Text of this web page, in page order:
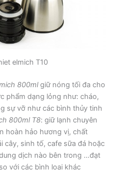
elmich T10
800mlgiữ nóng tối đa cho
phẩm dạng lỏng như: cháo,
sự vỡ như các bình thủy tinh
800ml T8: giữ lạnh chuyên
hoàn hảo hương vị, chất
cây, sinh tố, cafe sữa đá hoặc
dịch nào bên trong …đạt
với các bình loại khác